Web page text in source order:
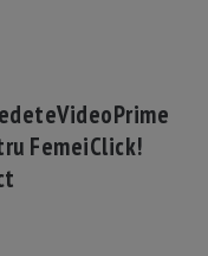
VideoPrime
FemeiClick!